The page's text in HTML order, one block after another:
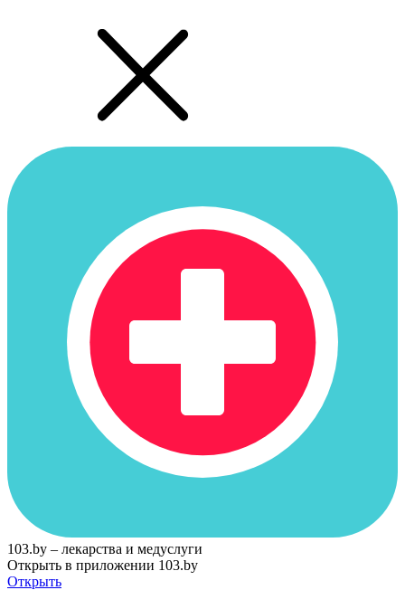
103.by – лекарства и медуслуги
Открыть в приложении 103.by
Открыть